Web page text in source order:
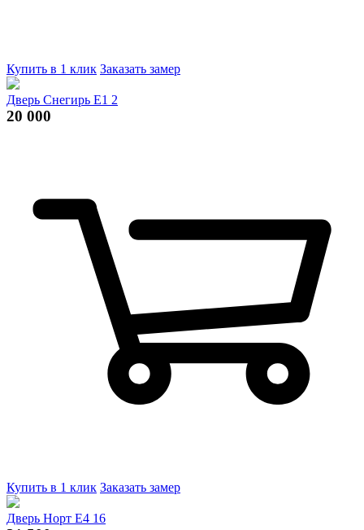
Купить в 1 клик Заказать замер
Дверь Снегирь E1 2
20 000
Купить в 1 клик Заказать замер
Дверь Норт Е4 16